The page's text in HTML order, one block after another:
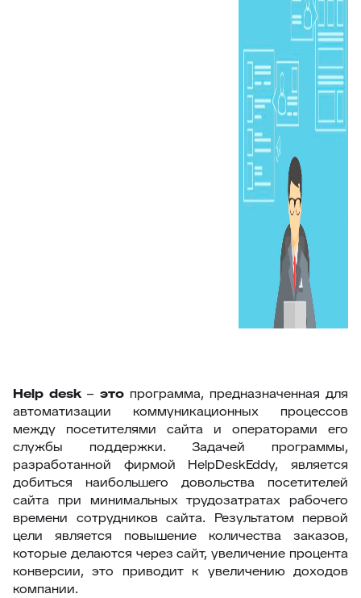
Helpdesk– этопрограмма, предназначенная для
автоматизации коммуникационных процессов
между посетителями сайта и операторами его
службы поддержки. Задачей программы,
разработанной фирмой HelpDeskEddy, является
добиться наибольшего довольства посетителей
сайта при минимальных трудозатратах рабочего
времени сотрудников сайта. Результатом первой
цели является повышение количества заказов,
которые делаются через сайт, увеличение процента
конверсии, это приводит к увеличению доходов
компании.